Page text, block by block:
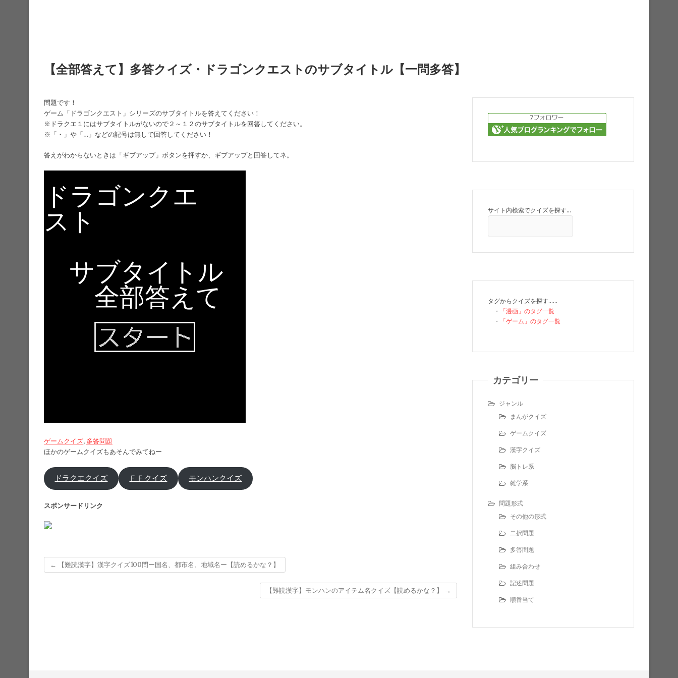
【全部答えて】多答クイズ・ドラゴンクエストのサブタイトル【一問多答】
問題です！
ゲーム「ドラゴンクエスト」シリーズのサブタイトルを答えてください！
※ドラクエ１にはサブタイトルがないので２～１２のサブタイトルを回答してください。
※「・」や「…」などの記号は無しで回答してください！
答えがわからないときは「ギブアップ」ボタンを押すか、ギブアップと回答してネ。
ゲームクイズ, 多答問題
ほかのゲームクイズもあそんでみてねー
ドラクエクイズ ＦＦクイズ モンハンクイズ
スポンサードリンク
← 【難読漢字】漢字クイズ100問ー国名、都市名、地域名ー【読めるかな？】
【難読漢字】モンハンのアイテム名クイズ【読めるかな？】 →
サイト内検索でクイズを探す…
タグからクイズを探す……
・
「漫画」のタグ一覧
・
「ゲーム」のタグ一覧
カテゴリー
ジャンル
まんがクイズ
ゲームクイズ
漢字クイズ
脳トレ系
雑学系
問題形式
その他の形式
二択問題
多答問題
組み合わせ
記述問題
順番当て